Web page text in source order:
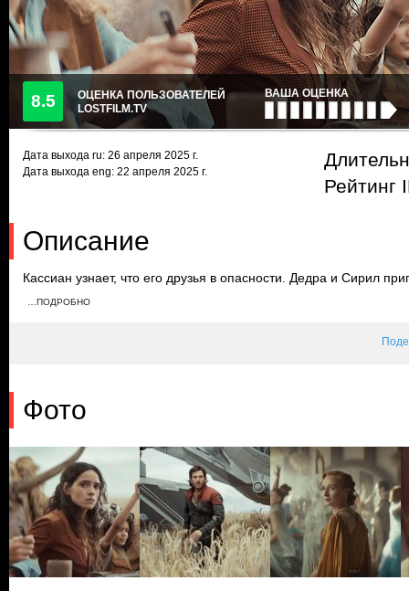
8.5
ОЦЕНКА ПОЛЬЗОВАТЕЛЕЙ
LOSTFILM.TV
ВАША ОЦЕНКА
Дата выхода ru: 26 апреля 2025 г.
Дата выхода eng: 22 апреля 2025 г.
Рейтинг
Описание
Кассиан узнает, что его друзья в опасности. Дедра и Сирил
Лейды и Стэкана проходит по плану. У Бикс, Брассо и
…ПОДРОБНО
Фото